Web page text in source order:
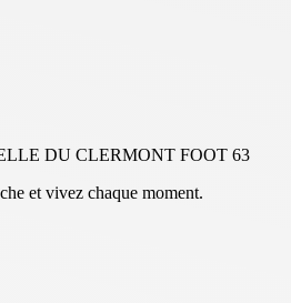
DU CLERMONT FOOT 63
et vivez chaque moment.